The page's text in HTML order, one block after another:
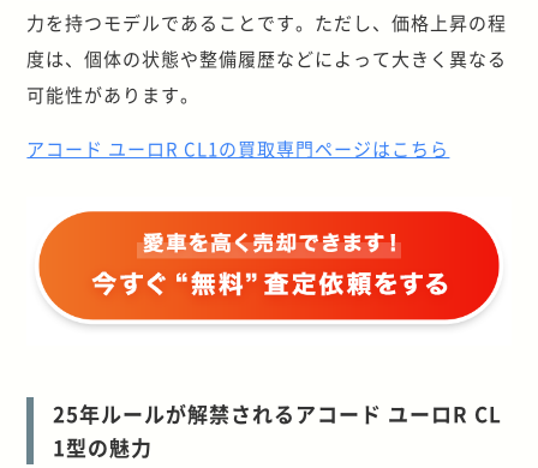
力を持つモデルであることです。ただし、価格上昇の程
度は、個体の状態や整備履歴などによって大きく異なる
可能性があります。
アコード ユーロR CL1の買取専門ページはこちら
25年ルールが解禁されるアコード ユーロR CL
1型の魅力